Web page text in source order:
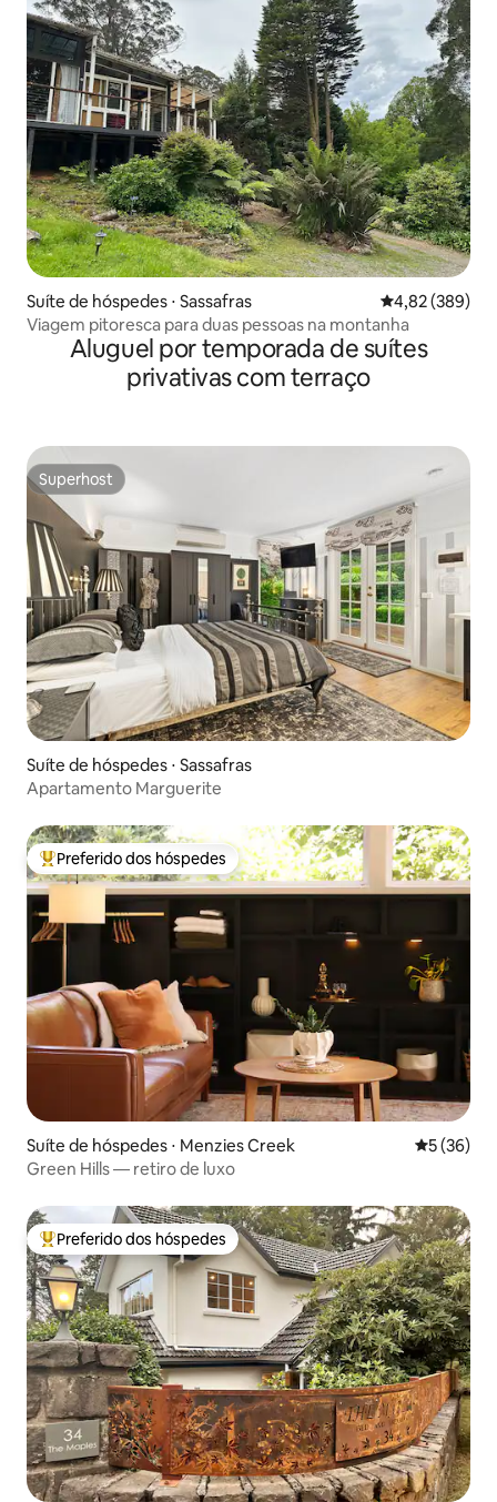
Suíte de hóspedes ⋅ Sassafras 4,82 de uma
4,82 (389)
Viagem pitoresca para duas pessoas na montanha
Aluguel por temporada de suítes
privativas com terraço
Superhost
Superhost
Suíte de hóspedes ⋅ Sassafras
Apartamento Marguerite
Entre os melhores preferidos dos hóspedes
Preferido dos hóspedes
Suíte de hóspedes ⋅ Menzies Creek 5 de uma
5 (36)
Green Hills — retiro de luxo
Entre os melhores preferidos dos hóspedes
Preferido dos hóspedes